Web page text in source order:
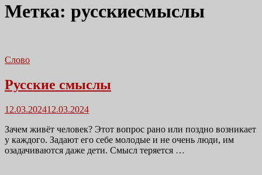
Метка: русскиесмыслы
Слово
Русские смыслы
Размещено
12.03.202412.03.2024
Зачем живёт человек? Этот вопрос рано или поздно возникает
у каждого. Задают его себе молодые и не очень люди, им
озадачиваются даже дети. Смысл теряется …